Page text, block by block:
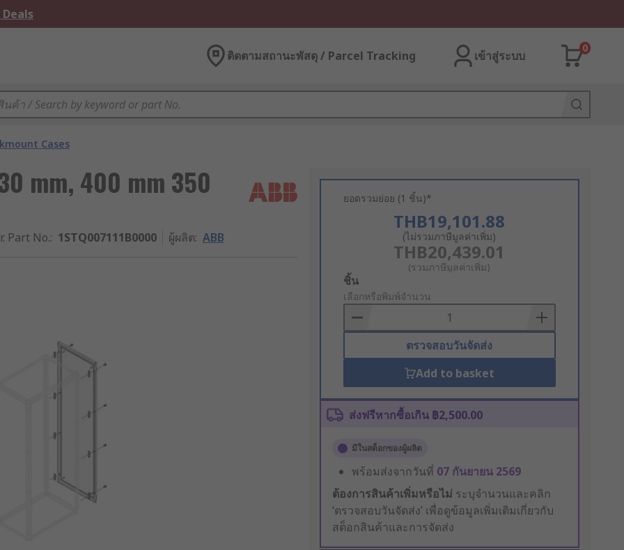
ติดตามสถานะพัสดุ / Parcel Tracking เข้าสู่ระบบ
0
Cases
mm, 400 mm 350
Part No.: 1STQ007111B0000 ผู้ผลิต: ABB
ยอดรวมย่อย (1 ชิ้น)*
THB19,101.88
(ไม่รวมภาษีมูลค่าเพิ่ม)
THB20,439.01
(รวมภาษีมูลค่าเพิ่ม)
Add
to
Basket
ชิ้น
เลือกหรือพิมพ์จำนวน
ตรวจสอบวันจัดส่ง
Add to basket
ส่งฟรีหากซื้อเกิน ฿2,500.00
มีในสต็อกของผู้ผลิต
พร้อมส่งจากวันที่ 07 กันยายน 2569
ต้องการสินค้าเพิ่มหรือไม่ ระบุจำนวนและคลิก
‘ตรวจสอบวันจัดส่ง’ เพื่อดูข้อมูลเพิ่มเติมเกี่ยวกับ
สต็อกสินค้าและการจัดส่ง